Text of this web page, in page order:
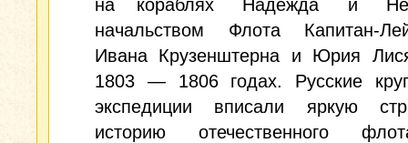
на кораблях `Надежда` и
начальством Флота Капитан-
Ивана Крузенштерна и Юрия
1803 — 1806 годах. Русские
экспедиции вписали яркую
историю отечественного